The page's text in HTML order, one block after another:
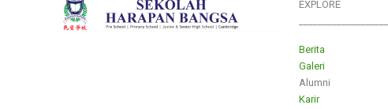
EXPLORE
Berita
Galeri
Alumni
Karir